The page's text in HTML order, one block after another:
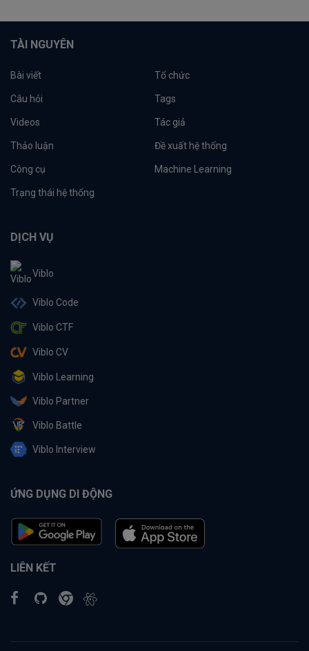
TÀI NGUYÊN
Bài viết Tổ chức
Câu hỏi Tags
Videos Tác giả
Thảo luận Đề xuất hệ thống
Công cụ Machine Learning
Trạng thái hệ thống
DỊCH VỤ
Viblo
Viblo Code
Viblo CTF
Viblo CV
Viblo Learning
Viblo Partner
Viblo Battle
Viblo Interview
ỨNG DỤNG DI ĐỘNG
LIÊN KẾT